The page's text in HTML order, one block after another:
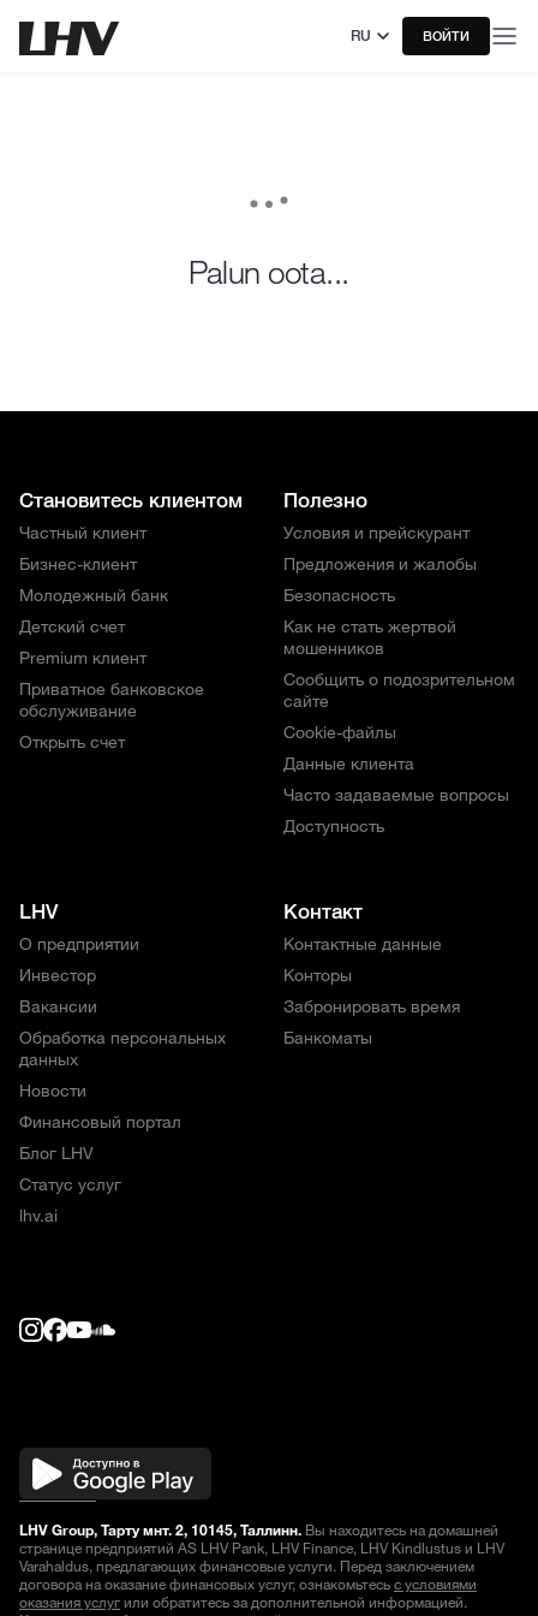
RU ВОЙТИ
Palun oota...
Становитесь клиентом
Частный клиент
Бизнес-клиент
Молодежный банк
Детский счет
Premium клиент
Приватное банковское
обслуживание
Открыть счет
Полезно
Условия и прейскурант
Предложения и жалобы
Безопасность
Как не стать жертвой
мошенников
Сообщить о подозрительном
сайте
Cookie-файлы
Данные клиента
Часто задаваемые вопросы
Доступность
LHV
О предприятии
Инвестор
Вакансии
Обработка персональных
данных
Новости
Финансовый портал
Блог LHV
Статус услуг
lhv.ai
Контакт
Контактные данные
Конторы
Забронировать время
Банкоматы
LHV Group, Тарту мнт. 2, 10145, Таллинн. Вы находитесь на домашней
странице предприятий AS LHV Pank, LHV Finance, LHV Kindlustus и LHV
Varahaldus, предлагающих финансовые услуги. Перед заключением
договора на оказание финансовых услуг, ознакомьтесьс условиями
оказания услугили обратитесь за дополнительной информацией.